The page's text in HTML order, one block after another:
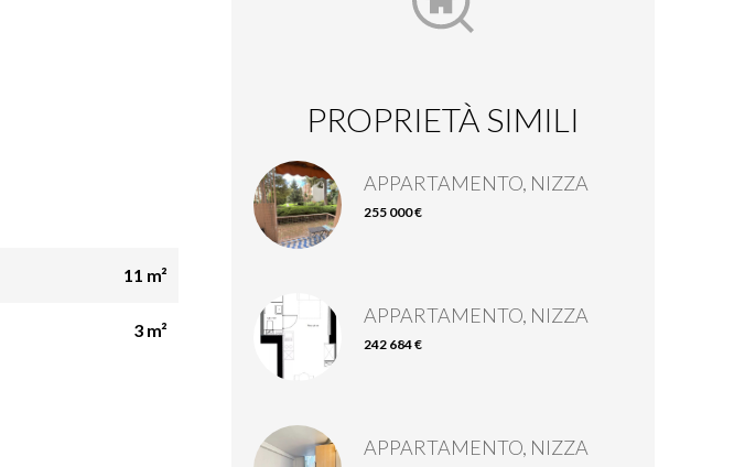
11 m²
3 m²
PROPRIETÀ SIMILI
APPARTAMENTO, NIZZA
255 000 €
APPARTAMENTO, NIZZA
242 684 €
APPARTAMENTO, NIZZA